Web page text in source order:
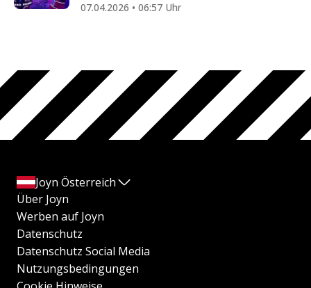
07.04.2026 • 06:57 Uhr
Joyn Österreich
Über Joyn
Werben auf Joyn
Datenschutz
Datenschutz Social Media
Nutzungsbedingungen